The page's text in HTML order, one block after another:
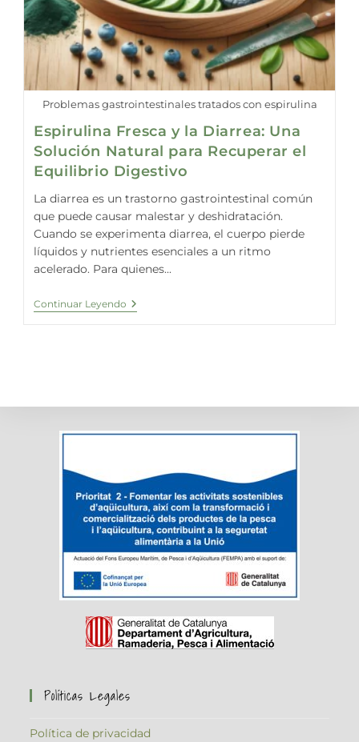
Problemas gastrointestinales tratados con espirulina
Espirulina Fresca y la Diarrea: Una
Solución Natural para Recuperar el
Equilibrio Digestivo
La diarrea es un trastorno gastrointestinal común
que puede causar malestar y deshidratación.
Cuando se experimenta diarrea, el cuerpo pierde
líquidos y nutrientes esenciales a un ritmo
acelerado. Para quienes...
Continuar Leyendo Espirulina
Para
El
Políticas Legales
Política de privacidad